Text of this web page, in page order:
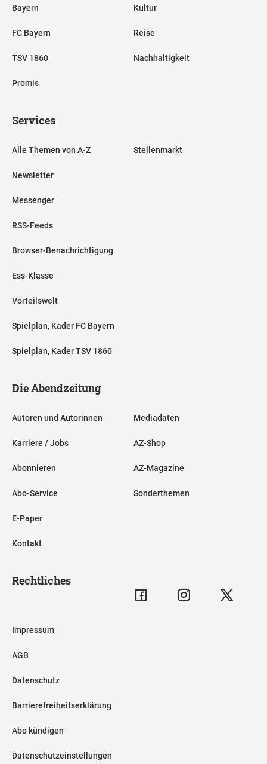
Bayern
FC Bayern
TSV 1860
Promis
Kultur
Reise
Nachhaltigkeit
Services
Alle Themen von A-Z
Newsletter
Messenger
RSS-Feeds
Browser-Benachrichtigung
Ess-Klasse
Vorteilswelt
Spielplan, Kader FC Bayern
Spielplan, Kader TSV 1860
Stellenmarkt
Die Abendzeitung
Autoren und Autorinnen
Karriere / Jobs
Abonnieren
Abo-Service
E-Paper
Kontakt
Mediadaten
AZ-Shop
AZ-Magazine
Sonderthemen
Rechtliches
Impressum
AGB
Datenschutz
Barrierefreiheitserklärung
Abo kündigen
Datenschutzeinstellungen